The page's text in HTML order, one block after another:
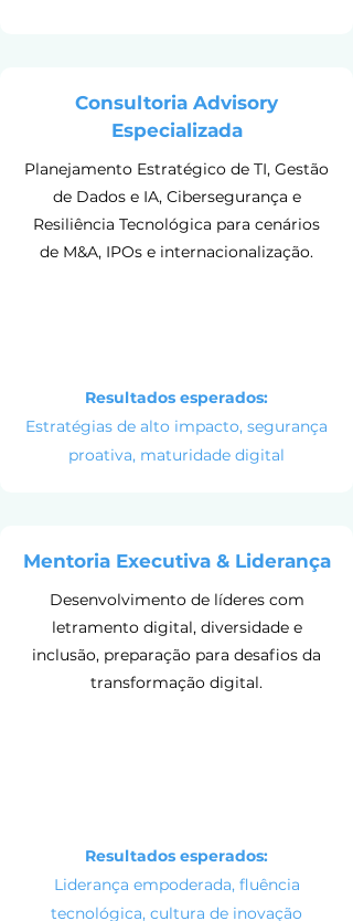
Consultoria Advisory
Especializada
Planejamento Estratégico de TI, Gestão
de Dados e IA, Cibersegurança e
Resiliência Tecnológica para cenários
de M&A, IPOs e internacionalização.
Resultados esperados:
Estratégias de alto impacto, segurança
proativa, maturidade digital
Mentoria Executiva & Liderança
Desenvolvimento de líderes com
letramento digital, diversidade e
inclusão, preparação para desafios da
transformação digital.
Resultados esperados:
Liderança empoderada, fluência
tecnológica, cultura de inovação